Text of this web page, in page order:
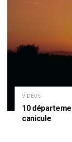
VIDÉOS
10
canicule